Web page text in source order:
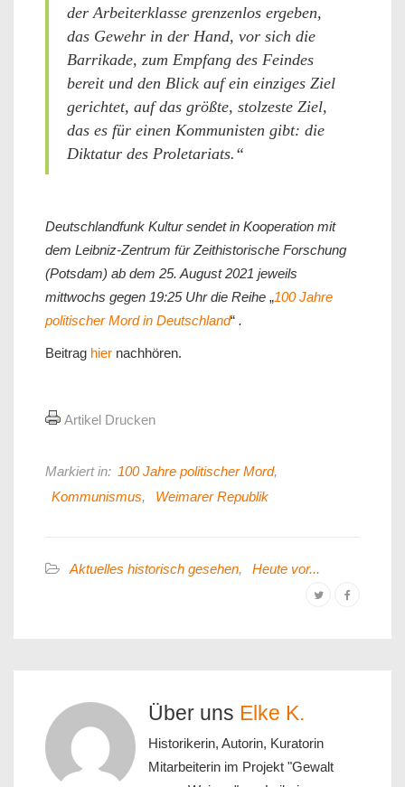
der Arbeiterklasse grenzenlos ergeben,
das Gewehr in der Hand, vor sich die
Barrikade, zum Empfang des Feindes
bereit und den Blick auf ein einziges Ziel
gerichtet, auf das größte, stolzeste Ziel,
das es für einen Kommunisten gibt: die
Diktatur des Proletariats.“
Deutschlandfunk Kultur sendet in Kooperation mit
dem Leibniz-Zentrum für Zeithistorische Forschung
(Potsdam) ab dem 25. August 2021 jeweils
mittwochs gegen 19:25 Uhr die Reihe „100 Jahre
politischer Mord in Deutschland“ .
Beitrag hier nachhören.
Artikel Drucken
Markiert in: 100 Jahre politischer Mord,
Kommunismus, Weimarer Republik
Aktuelles historisch gesehen, Heute vor...
Über uns Elke K.
Historikerin, Autorin, Kuratorin
Mitarbeiterin im Projekt "Gewalt